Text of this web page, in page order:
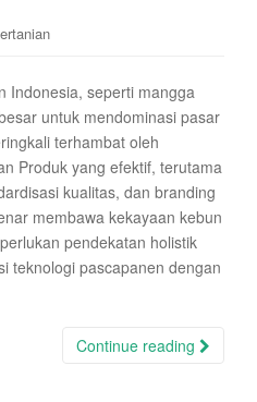
Indonesia, seperti mangga
untuk mendominasi pasar
terhambat oleh
Produk yang efektif, terutama
kualitas, dan branding
membawa kekayaan kebun
pendekatan holistik
teknologi pascapanen dengan
Continue reading